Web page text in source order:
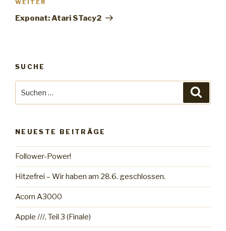
Nächster
Beitrag
WEITER
Exponat: Atari STacy2
SUCHE
NEUESTE BEITRÄGE
Follower-Power!
Hitzefrei – Wir haben am 28.6. geschlossen.
Acorn A3000
Apple ///, Teil 3 (Finale)